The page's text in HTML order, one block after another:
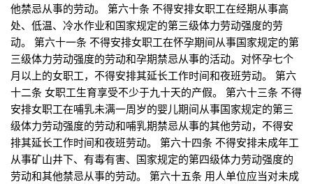
他禁忌从事的劳动。 第六十条 不得安排女职工在经期从事高
处、低温、冷水作业和国家规定的第三级体力劳动强度的劳
动。 第六十一条 不得安排女职工在怀孕期间从事国家规定的第
三级体力劳动强度的劳动和孕期禁忌从事的活动。对怀孕七个
月以上的女职工，不得安排其延长工作时间和夜班劳动。 第六
十二条 女职工生育享受不少于九十天的产假。 第六十三条 不得
安排女职工在哺乳未满一周岁的婴儿期间从事国家规定的第三
级体力劳动强度的劳动和哺乳期禁忌从事的其他劳动，不得安
排其延长工作时间和夜班劳动。 第六十四条 不得安排未成年工
从事矿山井下、有毒有害、国家规定的第四级体力劳动强度的
劳动和其他禁忌从事的劳动。 第六十五条 用人单位应当对未成